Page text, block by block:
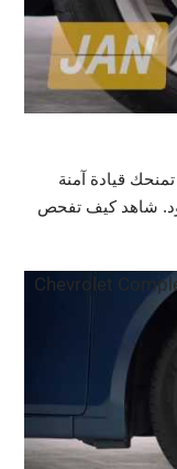
قيادة آمنة
شاهد كيف تفحص